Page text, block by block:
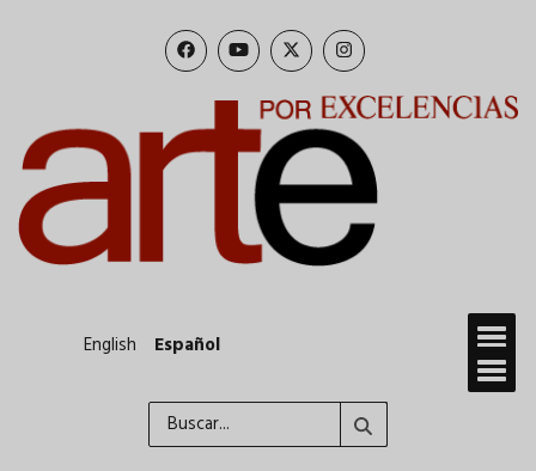
English Español